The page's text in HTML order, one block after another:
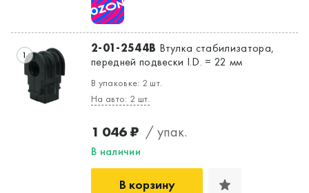
Да, верно
1 2-01-2544B Втулка стабилизатора,
передней подвески I.D. = 22 мм
В упаковке: 2 шт.
На авто: 2 шт.
1 046 ₽ / упак.
В наличии
В корзину